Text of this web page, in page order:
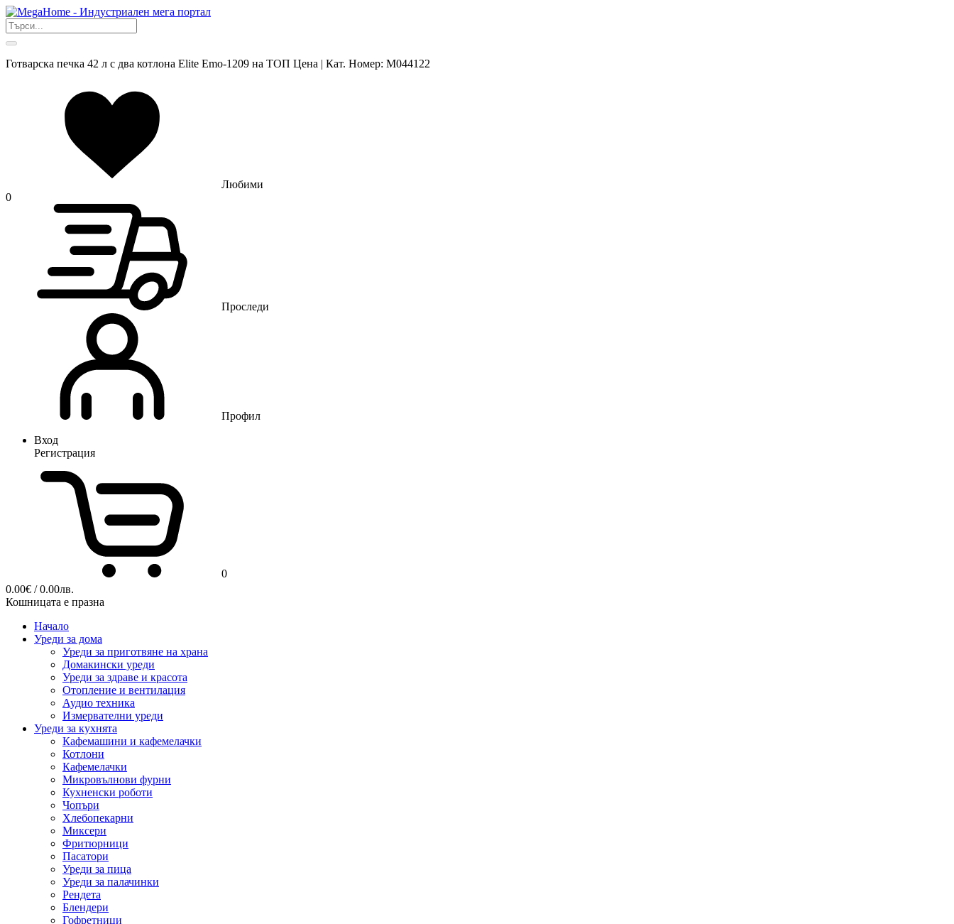
Готварска печка 42 л с два котлона Elite Emo-1209 на ТОП Цена | Кат. Номер: M044122
Любими
0
Проследи
Профил
Вход
Регистрация
0
0.00€ / 0.00лв.
Кошницата е празна
Начало
Уреди за дома
Уреди за приготвяне на храна
Домакински уреди
Уреди за здраве и красота
Отопление и вентилация
Аудио техника
Измервателни уреди
Уреди за кухнята
Кафемашини и кафемелачки
Котлони
Кафемелачки
Микровълнови фурни
Кухненски роботи
Чопъри
Хлебопекарни
Миксери
Фритюрници
Пасатори
Уреди за пица
Уреди за палачинки
Рендета
Блендери
Гофретници